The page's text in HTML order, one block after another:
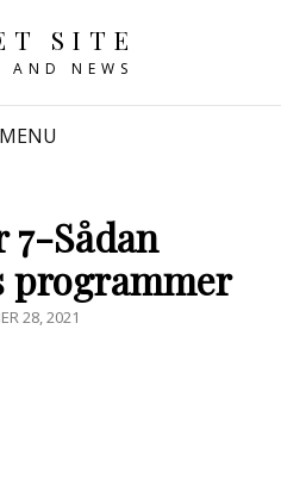
SITE
AND NEWS
MENU
7-Sådan
programmer
28, 2021